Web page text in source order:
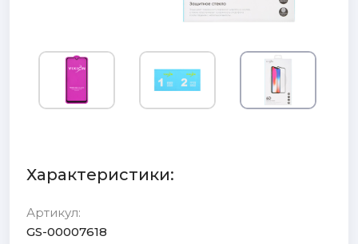
Характеристики:
Артикул:
GS-00007618